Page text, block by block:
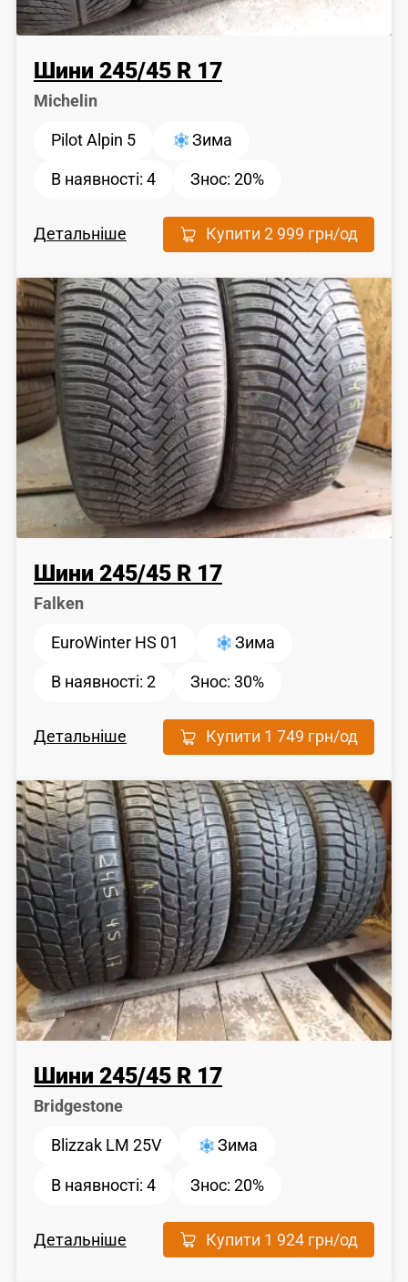
Шини 245/45 R 17
Michelin
Pilot Alpin 5 Зима
В наявності: 4 Знос:20%
Детальніше Купити2 999 грн/од
Шини 245/45 R 17
Falken
EuroWinter HS 01 Зима
В наявності: 2 Знос:30%
Детальніше Купити 1 749 грн/од
Шини 245/45 R 17
Bridgestone
Blizzak LM 25V Зима
В наявності: 4 Знос:20%
Детальніше Купити 1 924 грн/од